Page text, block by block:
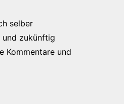
selber
und zukünftig
Kommentare und